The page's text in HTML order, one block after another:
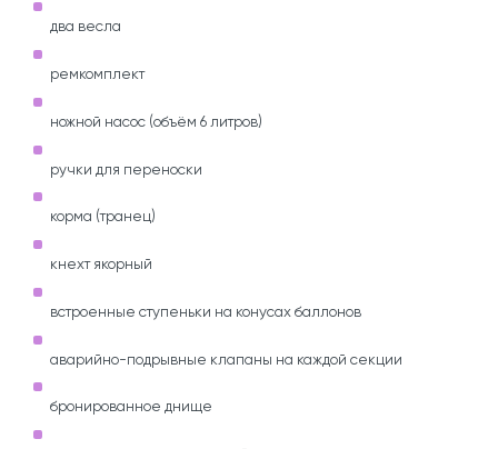
два весла
ремкомплект
ножной насос (объём 6 литров)
ручки для переноски
корма (транец)
кнехт якорный
встроенные ступеньки на конусах баллонов
аварийно-подрывные клапаны на каждой секции
бронированное днище